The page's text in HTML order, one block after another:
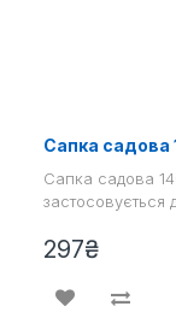
Сапка садова
Сапка садова
застосовується
297₴